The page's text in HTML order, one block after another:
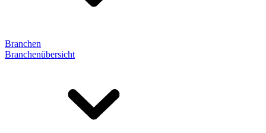
Branchen
Branchenübersicht